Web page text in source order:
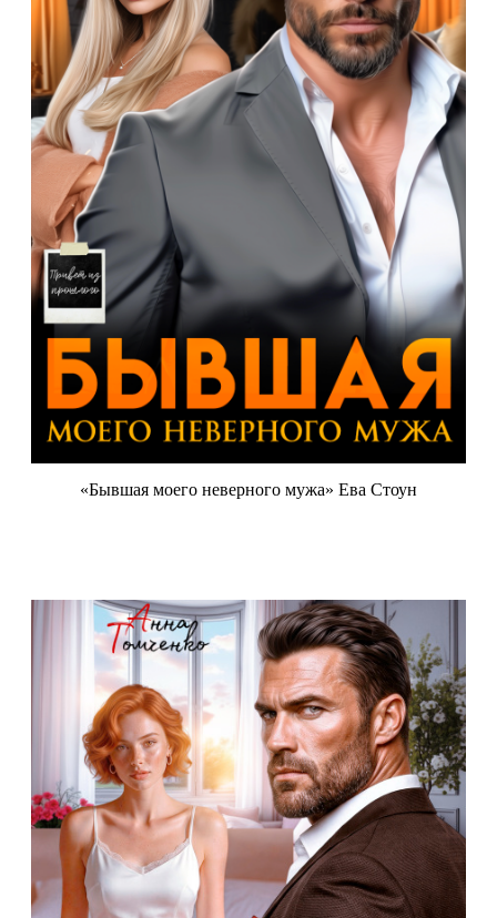
«Бывшая моего неверного мужа» Ева Стоун